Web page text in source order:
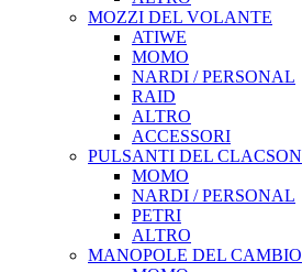
MOZZI DEL VOLANTE
ATIWE
MOMO
NARDI / PERSONAL
RAID
ALTRO
ACCESSORI
PULSANTI DEL CLACSON
MOMO
NARDI / PERSONAL
PETRI
ALTRO
MANOPOLE DEL CAMBIO